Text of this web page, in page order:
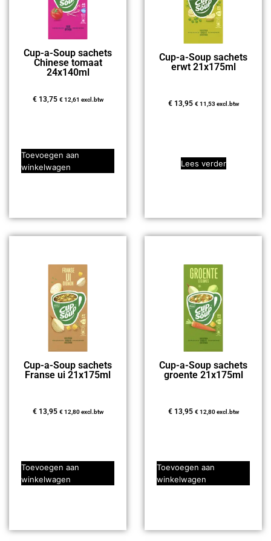
Cup-a-Soup sachets
Chinese tomaat
24x140ml
€13,75 €12,61 excl.btw
Toevoegen aan
winkelwagen
Cup-a-Soup sachets
erwt 21x175ml
€13,95 €11,53 excl.btw
Lees verder
Cup-a-Soup sachets
Franse ui 21x175ml
€13,95 €12,80excl.btw
Toevoegen aan
winkelwagen
Cup-a-Soup sachets
groente 21x175ml
€13,95 €12,80excl.btw
Toevoegen aan
winkelwagen